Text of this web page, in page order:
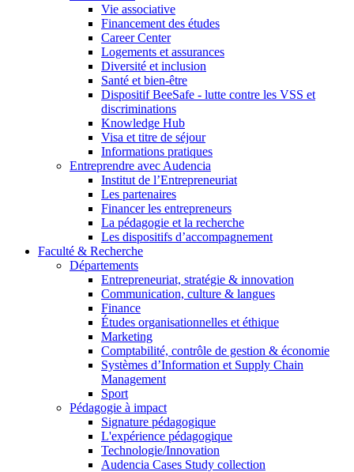
Vie associative
Financement des études
Career Center
Logements et assurances
Diversité et inclusion
Santé et bien-être
Dispositif BeeSafe - lutte contre les VSS et
discriminations
Knowledge Hub
Visa et titre de séjour
Informations pratiques
Entreprendre avec Audencia
Institut de l’Entrepreneuriat
Les partenaires
Financer les entrepreneurs
La pédagogie et la recherche
Les dispositifs d’accompagnement
Faculté & Recherche
Départements
Entrepreneuriat, stratégie & innovation
Communication, culture & langues
Finance
Études organisationnelles et éthique
Marketing
Comptabilité, contrôle de gestion & économie
Systèmes d’Information et Supply Chain
Management
Sport
Pédagogie à impact
Signature pédagogique
L'expérience pédagogique
Technologie/Innovation
Audencia Cases Study collection